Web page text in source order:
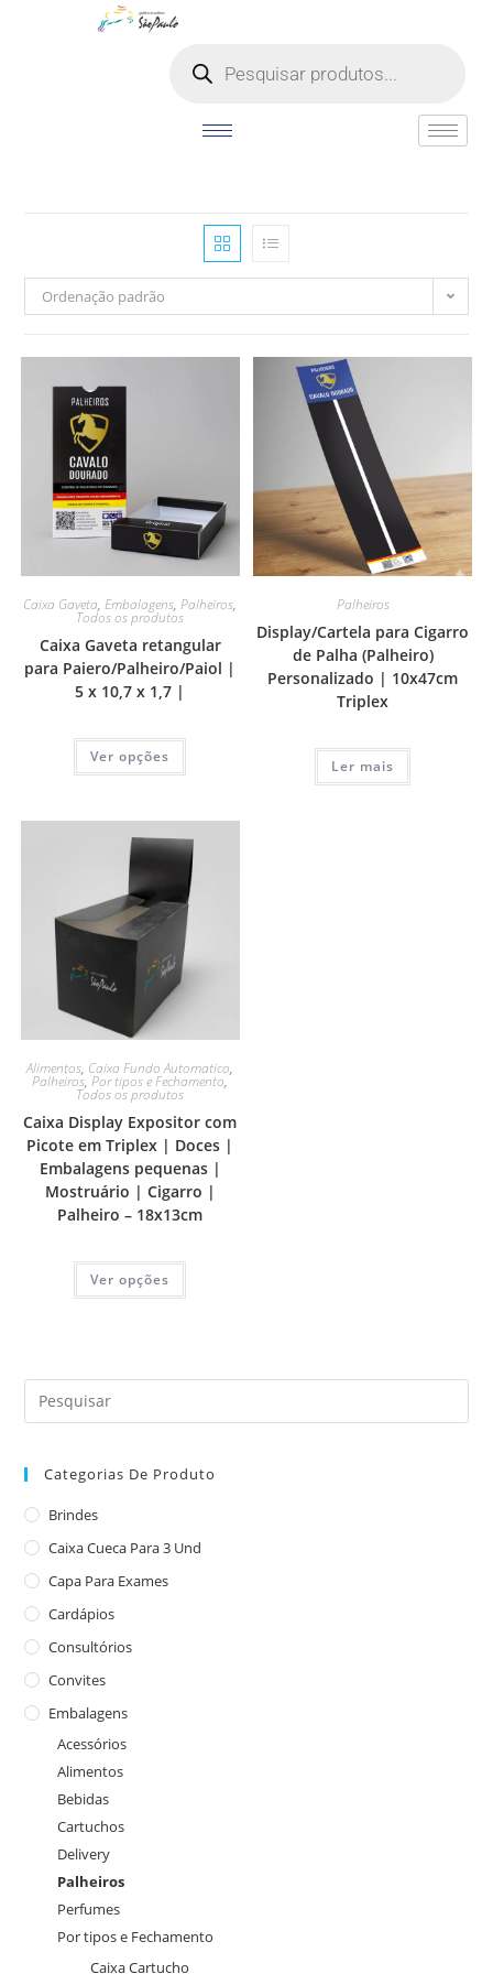
Ordenação padrão
Caixa Gaveta,Embalagens,Palheiros,
Todos os produtos
Caixa Gaveta retangular
para Paiero/Palheiro/Paiol |
5 x 10,7 x 1,7 |
Ver opções
Palheiros
Display/Cartela para Cigarro
de Palha (Palheiro)
Personalizado | 10x47cm
Triplex
Ler mais
Alimentos, Caixa Fundo Automatico,
Palheiros,Por tipos e Fechamento,
Todos os produtos
Caixa Display Expositor com
Picote em Triplex | Doces |
Embalagens pequenas |
Mostruário | Cigarro |
Palheiro – 18x13cm
Ver opções
Categorias De Produto
Brindes
Caixa Cueca Para 3 Und
Capa Para Exames
Cardápios
Consultórios
Convites
Embalagens
Acessórios
Alimentos
Bebidas
Cartuchos
Delivery
Palheiros
Perfumes
Por tipos e Fechamento
Caixa Cartucho